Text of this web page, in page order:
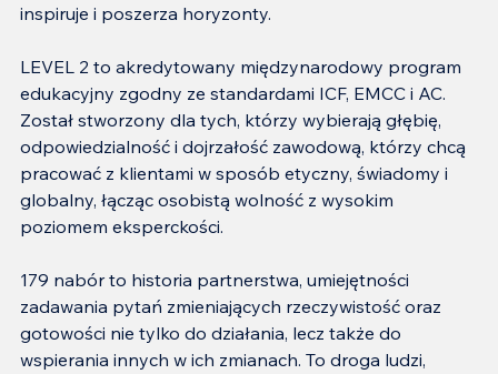
inspiruje i poszerza horyzonty.
LEVEL 2 to akredytowany międzynarodowy program
edukacyjny zgodny ze standardami ICF, EMCC i AC.
Został stworzony dla tych, którzy wybierają głębię,
odpowiedzialność i dojrzałość zawodową, którzy chcą
pracować z klientami w sposób etyczny, świadomy i
globalny, łącząc osobistą wolność z wysokim
poziomem eksperckości.
179 nabór to historia partnerstwa, umiejętności
zadawania pytań zmieniających rzeczywistość oraz
gotowości nie tylko do działania, lecz także do
wspierania innych w ich zmianach. To droga ludzi,